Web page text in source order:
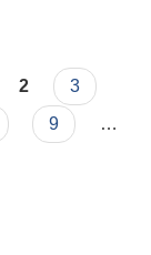
2
3
9
…